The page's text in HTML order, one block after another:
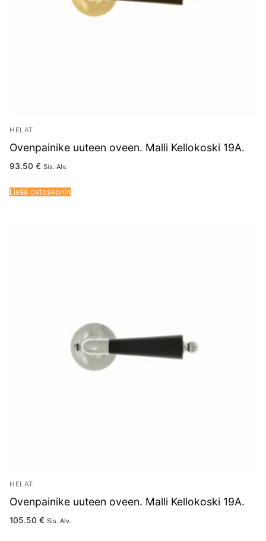
HELAT
Ovenpainike uuteen oveen. Malli Kellokoski 19A.
93.50 € Sis. Alv.
Lisää ostoskoriin
HELAT
Ovenpainike uuteen oveen. Malli Kellokoski 19A.
105.50 € Sis. Alv.